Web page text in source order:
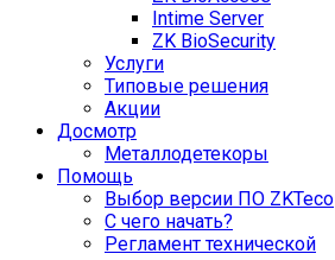
Intime Server
ZK BioSecurity
Услуги
Типовые решения
Акции
Досмотр
Металлодетекоры
Помощь
Выбор версии ПО ZKTeco
С чего начать?
Регламент технической